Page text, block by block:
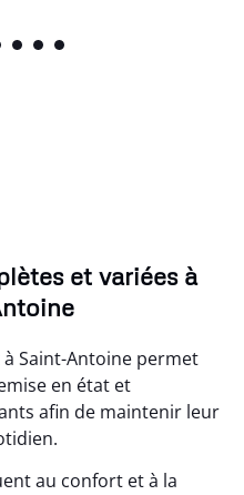
et variées à
Saint-Antoine permet
en état et
afin de maintenir leur
au confort et à la